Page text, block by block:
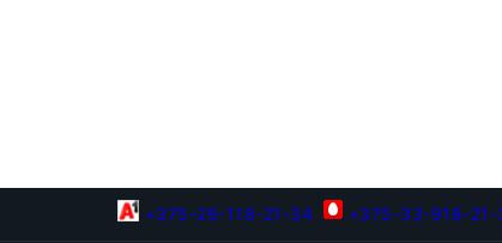
+375-29-118-21-34 +375-33-918-21-